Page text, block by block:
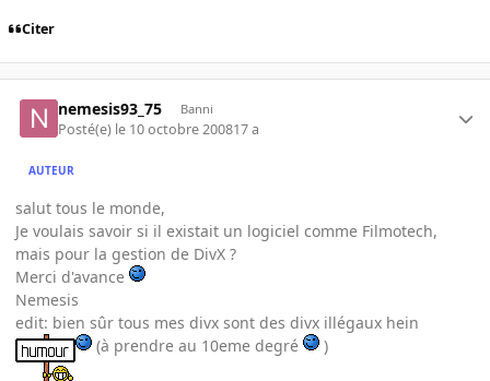
Citer
nemesis93_75 Banni
Posté(e) le 10 octobre 200817 a
AUTEUR
salut tous le monde,
Je voulais savoir si il existait un logiciel comme Filmotech,
mais pour la gestion de DivX ?
Merci d'avance
Nemesis
edit: bien sûr tous mes divx sont des divx illégaux hein
(à prendre au 10eme degré
)